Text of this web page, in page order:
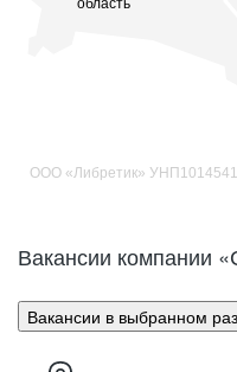
ХОРОШО
НАКОПИ БОНУСЫ В
Также каждый год мы
конкурс для детей
ООО «Либретик»
Вакансии компании
Вакансии в выбранном